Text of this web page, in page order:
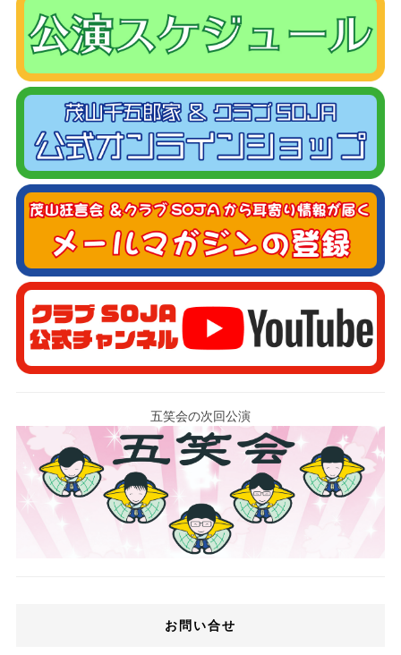
五笑会の次回公演
お問い合せ